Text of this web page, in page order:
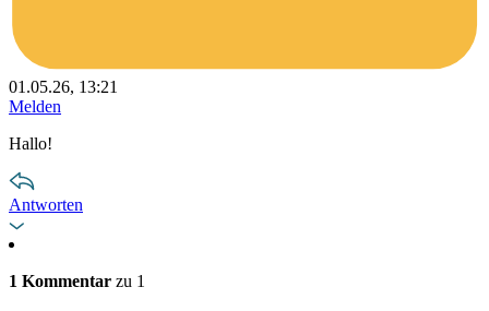
01.05.26, 13:21
Melden
Hallo!
Antworten
1 Kommentar zu 1